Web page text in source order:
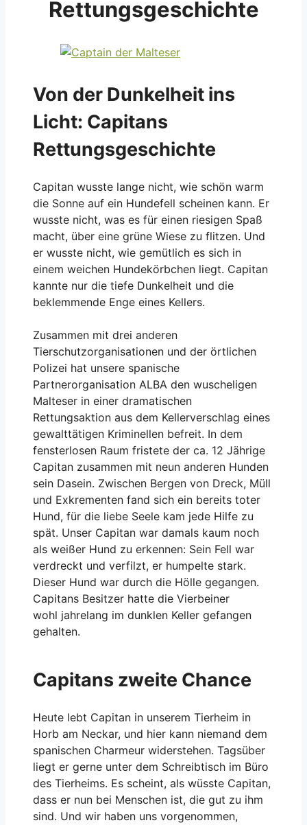
Rettungsgeschichte
Von der Dunkelheit ins
Licht: Capitans
Rettungsgeschichte
Capitan wusste lange nicht, wie schön warm
die Sonne auf ein Hundefell scheinen kann. Er
wusste nicht, was es für einen riesigen Spaß
macht, über eine grüne Wiese zu flitzen. Und
er wusste nicht, wie gemütlich es sich in
einem weichen Hundekörbchen liegt. Capitan
kannte nur die tiefe Dunkelheit und die
beklemmende Enge eines Kellers.
Zusammen mit drei anderen
Tierschutzorganisationen und der örtlichen
Polizei hat unsere spanische
Partnerorganisation ALBA den wuscheligen
Malteser in einer dramatischen
Rettungsaktion aus dem Kellerverschlag eines
gewalttätigen Kriminellen befreit. In dem
fensterlosen Raum fristete der ca. 12 Jährige
Capitan zusammen mit neun anderen Hunden
sein Dasein. Zwischen Bergen von Dreck, Müll
und Exkrementen fand sich ein bereits toter
Hund, für die liebe Seele kam jede Hilfe zu
spät. Unser Capitan war damals kaum noch
als weißer Hund zu erkennen: Sein Fell war
verdreckt und verfilzt, er humpelte stark.
Dieser Hund war durch die Hölle gegangen.
Capitans Besitzer hatte die Vierbeiner
wohl jahrelang im dunklen Keller gefangen
gehalten.
Capitans zweite Chance
Heute lebt Capitan in unserem Tierheim in
Horb am Neckar, und hier kann niemand dem
spanischen Charmeur widerstehen. Tagsüber
liegt er gerne unter dem Schreibtisch im Büro
des Tierheims. Es scheint, als wüsste Capitan,
dass er nun bei Menschen ist, die gut zu ihm
sind. Und wir haben uns vorgenommen,